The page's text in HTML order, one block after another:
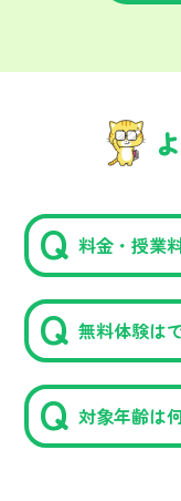
料金・授業
無料体験は
対象年齢は